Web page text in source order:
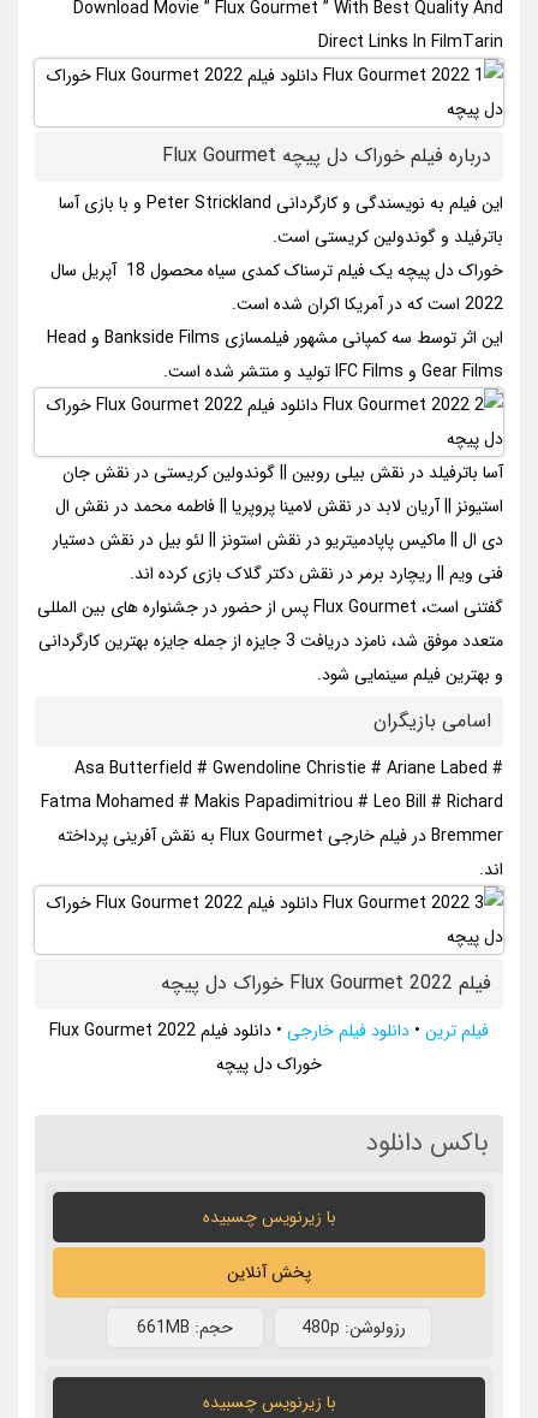
Download Movie ” Flux Gourmet ” With Best Quality And
Direct Links In FilmTarin
درباره فیلم خوراک دل پیچه Flux Gourmet
این فیلم به نویسندگی و کارگردانی Peter Strickland و با بازی آسا
باترفیلد و گوندولین کریستی است.
خوراک دل پیچه یک فیلم ترسناک کمدی سیاه محصول 18 آپریل سال
2022 است که در آمریکا اکران شده است.
این اثر توسط سه کمپانی مشهور فیلمسازی Bankside Films و Head
Gear Films و IFC Films تولید و منتشر شده است.
آسا باترفیلد در نقش بیلی روبین || گوندولین کریستی در نقش جان
استیونز || آریان لابد در نقش لامینا پروپریا || فاطمه محمد در نقش ال
دی ال || ماکیس پاپادمیتریو در نقش استونز || لئو بیل در نقش دستیار
فنی ویم || ریچارد برمر در نقش دکتر گلاک بازی کرده اند.
گفتنی است، Flux Gourmet پس از حضور در جشنواره های بین المللی
متعدد موفق شد، نامزد دریافت 3 جایزه از جمله جایزه بهترین کارگردانی
و بهترین فیلم سینمایی شود.
اسامی بازیگران
Asa Butterfield # Gwendoline Christie # Ariane Labed #
Fatma Mohamed # Makis Papadimitriou # Leo Bill # Richard
Bremmer در فیلم خارجی Flux Gourmet به نقش آفرینی پرداخته
اند.
فیلم Flux Gourmet 2022 خوراک دل‌ پیچه
فیلم ترین • دانلود فیلم خارجی •
دانلود فیلم Flux Gourmet 2022
خوراک دل‌ پیچه
باکس دانلود
با زیرنویس چسبیده
پخش آنلاین
رزولوشن: 480p حجم: 661MB
با زیرنویس چسبیده